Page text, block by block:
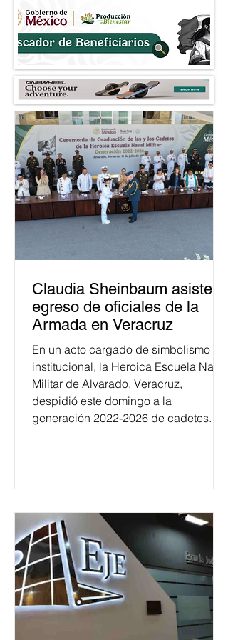
Claudia Sheinbaum asiste a
egreso de oficiales de la
Armada en Veracruz
En un acto cargado de simbolismo
institucional, la Heroica Escuela Naval
Militar de Alvarado, Veracruz,
despidió este domingo a la
generación 2022-2026 de cadetes.